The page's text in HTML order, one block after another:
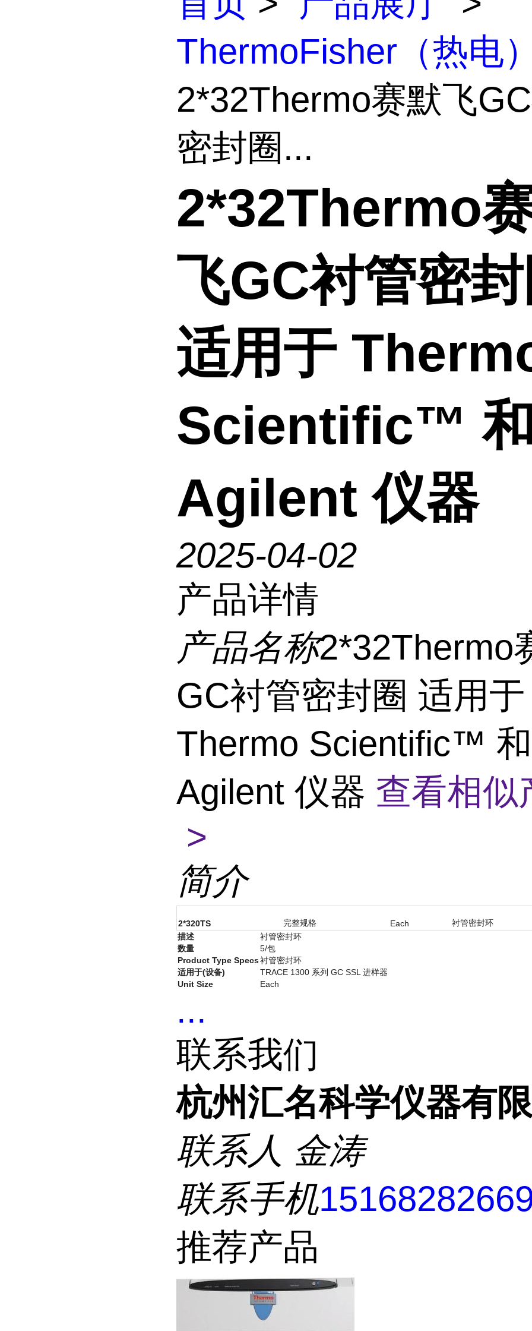
ThermoFisher（热电）
2*32Thermo赛默飞
密封圈...
2*32Thermo
飞GC衬管密封
适用于
Scientific™ 和
Agilent 仪器
2025-04-02
产品详情
产品名称2*32Thermo
GC衬管密封圈 适用于
Thermo Scientific™ 和
Agilent 仪器 查看相似
>
简介
2*320TS 完整规格 Each 衬管密封环
描述
衬管密封环
数量
5/包
Product Type Specs衬管密封环
适用于(设备)
TRACE 1300 系列 GC SSL 进样器
Unit Size
Each
...
联系我们
杭州汇名科学仪器有
联系人 金涛
联系手机
推荐产品